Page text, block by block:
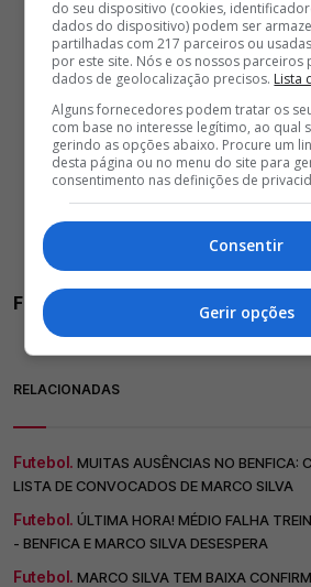
Favoritismo do Benfica
RELACIONADAS
Futebol. MUITAS AUSÊNCIAS NO BENFICA:
LISTA DE CONVOCADOS DE MARCO SILVA
Futebol. ÚLTIMA HORA! MÉDIO FALHA
- BENFICA E MARCO SILVA DESESPERA
Futebol. MARCO SILVA TEM BAIXA
do seu dispositivo (cookies,
dados do dispositivo) podem ser
partilhadas com 217 parceiros ou
por este site. Nós e os nossos parceiros
dados de geolocalização precisos. Lista
Alguns fornecedores podem tratar os
com base no interesse legítimo, ao qual
gerindo as opções abaixo. Procure um
desta página ou no menu do site para
consentimento nas definições de
Consentir
Gerir opções